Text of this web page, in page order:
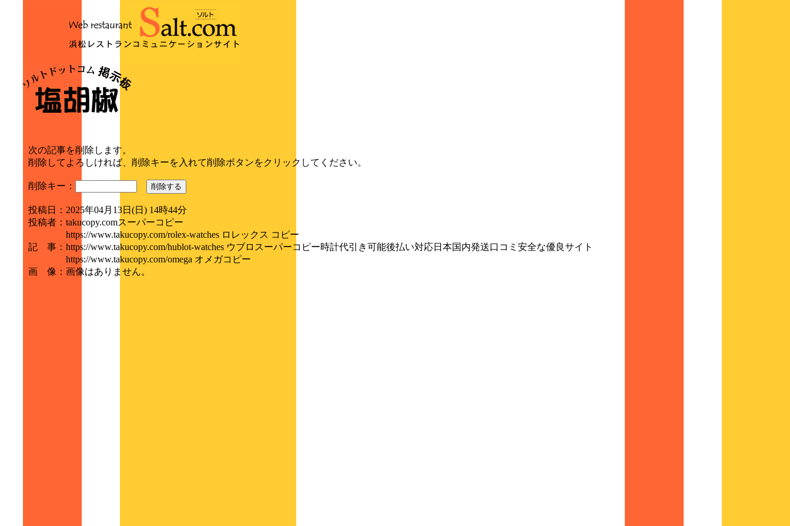
次の記事を削除します。
削除してよろしければ、削除キーを入れて削除ボタンをクリックしてください。
削除キー： 削除する
投稿日 ： 2025年04月13日(日) 14時44分
投稿者 ： takucopy.comスーパーコピー
記 事 ：
https://www.takucopy.com/rolex-watches ロレックス コピー
https://www.takucopy.com/hublot-watches ウブロスーパーコピー時計代引き可能後払い対応日本国内発送口コミ安全な優良サイト
https://www.takucopy.com/omega オメガコピー
画 像 ： 画像はありません。